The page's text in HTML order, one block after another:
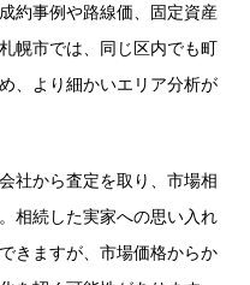
約事例や路線価、固定資産
幌市では、同じ区内でも町
、より細かいエリア分析が
社から査定を取り、市場相
相続した実家への思い入れ
きますが、市場価格からか